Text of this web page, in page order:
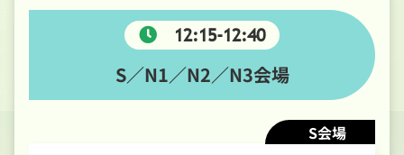
12:15-12:40
S／N1／N2／N3会場
S会場